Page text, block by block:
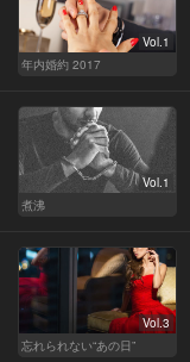
Vol.1
年内婚約 2017
Vol.1
煮沸
Vol.3
忘れられない“あの日”